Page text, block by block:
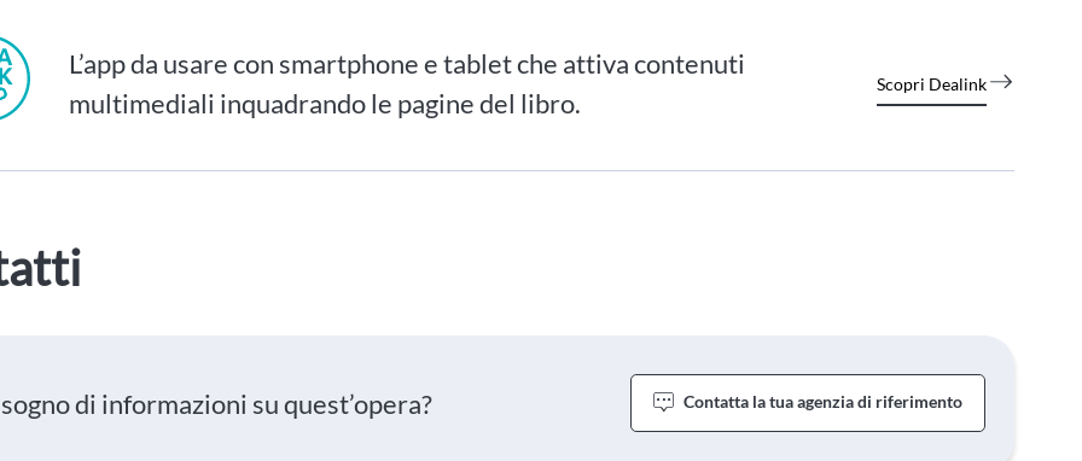
L’app da usare con smartphone e tablet che attiva contenuti
multimediali inquadrando le pagine del libro.
Scopri Dealink
di informazioni su quest’opera? Contatta la tua agenzia di riferimento